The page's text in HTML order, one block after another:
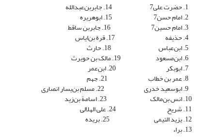
حضرت علی7 14. جابربن‌عبدالله
امام حسن7 15. ابوهریره
امام حسین7 16. جابربن ساقط
حذیفه 17. قرة بن‌ایاس
ابن‌عباس 18. حارث
ابن‌مسعود 19. مالک بن‌ حویرث
ابوبکر 20. ابن‌عمر
عمر بن خطاب 21. جهم
ابوسعید خدری 22. مسلم‌ بن‌یسار انصاری
انس بن‌مالک 23. اسامة بن‌زید
شریح 24. علی الهلالی
یزید التیمی 25. بریده
براء